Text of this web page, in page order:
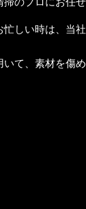
忙しい時は、当
て、素材を傷